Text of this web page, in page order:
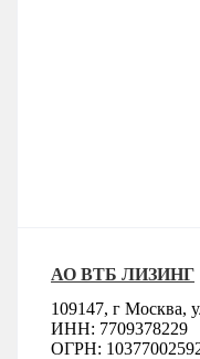
АО ВТБ ЛИЗИНГ
109147, г Москва,
ИНН: 7709378229
ОГРН: